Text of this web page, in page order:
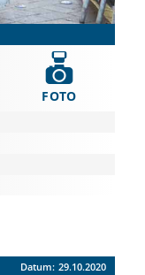
FOTO
Datum: 29.10.2020